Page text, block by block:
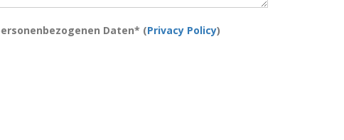
Daten* (Privacy Policy)